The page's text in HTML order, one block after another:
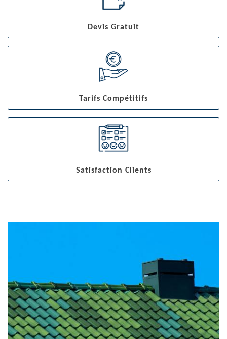
Devis Gratuit
Tarifs Compétitifs
Satisfaction Clients